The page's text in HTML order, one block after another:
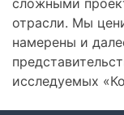
сложными
отрасли. Мы
намерены и
исследуемых